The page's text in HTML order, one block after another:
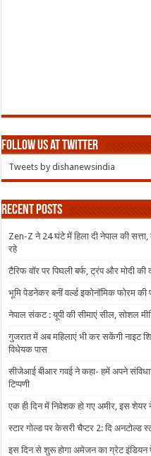
Follow us at Twitter
Tweets by dishanewsindia
Recent Posts
Zen-Z ने 24 घंटे में हिला दी नेपाल की
रहे
टैरिफ वॉर पर पिघली बर्फ, ट्रंप और मोदी की
भूमि पेडनेकर बनीं वर्ल्ड इकोनॉमिक फोरम की
नेपाल संकट : यूपी की सीमाएं सील, सोशल
गुजरात में अब महिलाएं भी कर सकेंगी नाइट
विधेयक पास
सीजेआई बीआर गवई ने कहा- हमें अपने संविधान
टिप्पणी
एक ही दिन में निवेशक हो गए अमीर, इस शेयर
स्टार गोल्ड पर केसरी चैप्टर 2: दि अनटोल्ड
इस दिन से शुरू होगा अमेजन का ग्रेट इंडियन